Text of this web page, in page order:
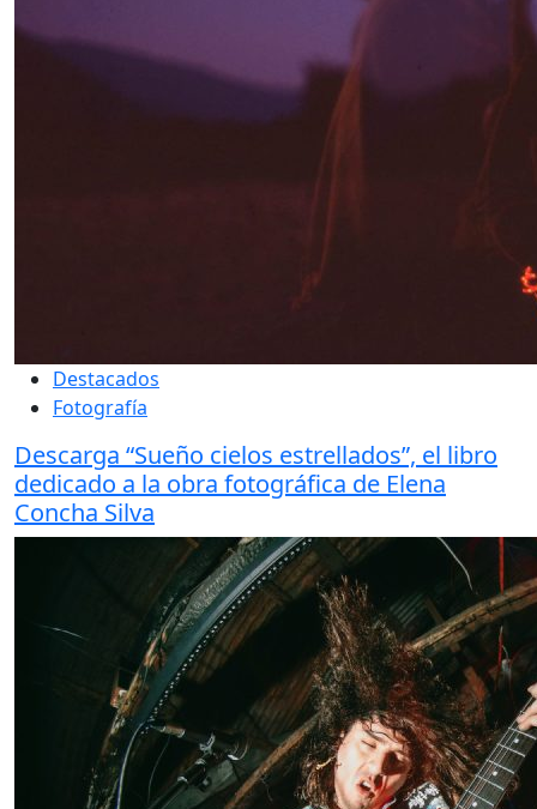
Destacados
Fotografía
Descarga “Sueño cielos estrellados”, el libro
dedicado a la obra fotográfica de Elena
Concha Silva